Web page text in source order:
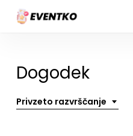
Dogodek
Privzeto razvrščanje